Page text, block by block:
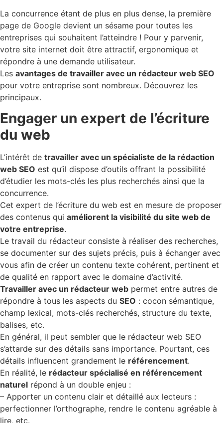
La concurrence étant de plus en plus dense, la première
page de Google devient un sésame pour toutes les
entreprises qui souhaitent l’atteindre ! Pour y parvenir,
votre site internet doit être attractif, ergonomique et
répondre à une demande utilisateur.
Les avantages de travailler avec un rédacteur web SEO
pour votre entreprise sont nombreux. Découvrez les
principaux.
Engager un expert de l’écriture
du web
L’intérêt de travailler avec un spécialiste de la rédaction
web SEO est qu’il dispose d’outils offrant la possibilité
d’étudier les mots-clés les plus recherchés ainsi que la
concurrence.
Cet expert de l’écriture du web est en mesure de proposer
des contenus qui améliorent la visibilité du site web de
votre entreprise.
Le travail du rédacteur consiste à réaliser des recherches,
se documenter sur des sujets précis, puis à échanger avec
vous afin de créer un contenu texte cohérent, pertinent et
de qualité en rapport avec le domaine d’activité.
Travailler avec un rédacteur web permet entre autres de
répondre à tous les aspects du SEO : cocon sémantique,
champ lexical, mots-clés recherchés, structure du texte,
balises, etc.
En général, il peut sembler que le rédacteur web SEO
s’attarde sur des détails sans importance. Pourtant, ces
détails influencent grandement le référencement.
En réalité, le rédacteur spécialisé en référencement
naturel répond à un double enjeu :
– Apporter un contenu clair et détaillé aux lecteurs :
perfectionner l’orthographe, rendre le contenu agréable à
lire, etc.